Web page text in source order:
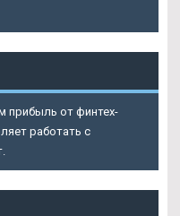
прибыль от финтех-
работать с